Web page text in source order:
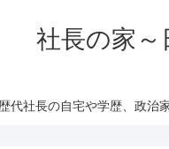
社長の家～
代社長の自宅や学歴、政治